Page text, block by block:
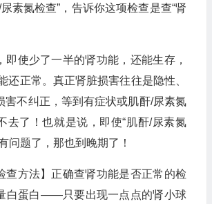
素氮检查”，告诉你这项检查是查“肾
即使少了一半的肾功能，还能生存，
还正常。真正肾脏损害往往是隐性、
害不纠正，等到有症状或肌酐/尿素氮
去了！也就是说，即使“肌酐/尿素氮
问题了，那也到晚期了！
查方法】正确查肾功能是否正常的检
白蛋白——只要出现一点点的肾小球